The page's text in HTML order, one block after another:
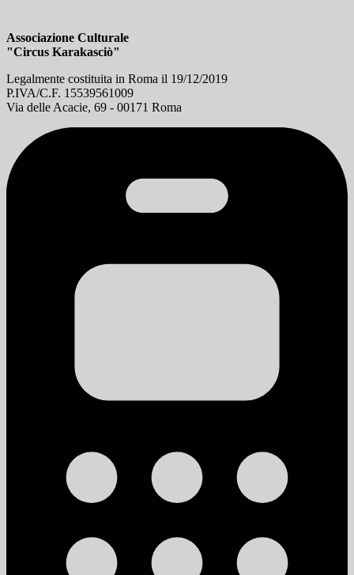
Associazione Culturale
"Circus Karakasciò"
Legalmente costituita in Roma il 19/12/2019
P.IVA/C.F. 15539561009
Via delle Acacie, 69 - 00171 Roma